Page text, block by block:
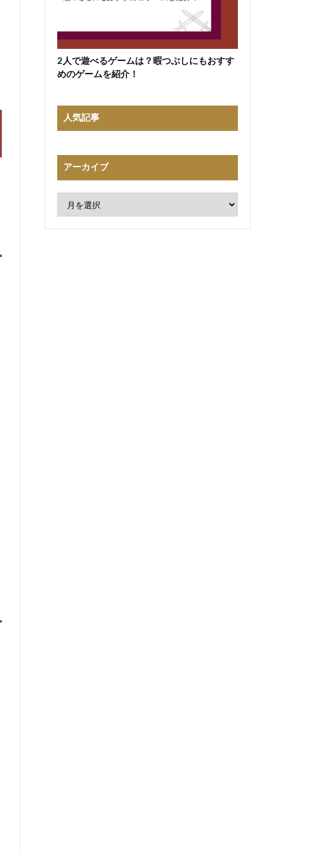
2人で遊べるゲームは？暇つぶしにもおすす
めのゲームを紹介！
人気記事
アーカイブ